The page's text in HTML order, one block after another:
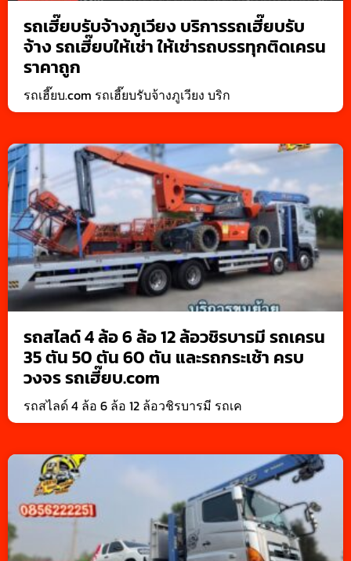
รถเฮี๊ยบรับจ้างภูเวียง บริการรถเฮี๊ยบรับ
จ้าง รถเฮี๊ยบให้เช่า ให้เช่ารถบรรทุกติดเครน
ราคาถูก
รถเฮี๊ยบ.com รถเฮี๊ยบรับจ้างภูเวียง บริก
รถสไลด์ 4 ล้อ 6 ล้อ 12 ล้อวชิรบารมี รถเครน
35 ตัน 50 ตัน 60 ตัน และรถกระเช้า ครบ
วงจร รถเฮี๊ยบ.com
รถสไลด์ 4 ล้อ 6 ล้อ 12 ล้อวชิรบารมี รถเค